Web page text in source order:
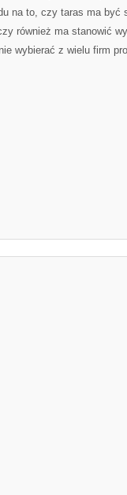
na to, czy taras ma być
również ma stanowić
wybierać z wielu firm